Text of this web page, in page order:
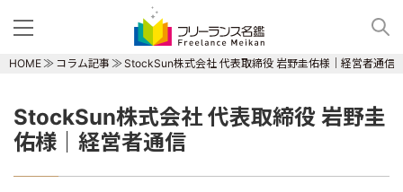
HOME コラム記事 StockSun株式会社 代表取締役 岩野圭佑様｜経営者通信
StockSun株式会社 代表取締役 岩野圭
佑様｜経営者通信